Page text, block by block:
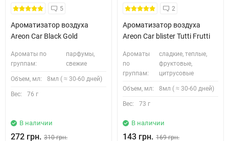
5
Ароматизатор воздуха
Areon Car Black Gold
Ароматы по
группам:
парфумы,
свежие
Объем, мл: 8мл ( ≈ 30-60 дней)
Вес: 76 г
В наличии
272 грн. 310 грн.
2
Ароматизатор воздуха
Areon Car blister Tutti Frutti
Ароматы
по
группам:
сладкие, теплые,
фруктовые,
цитрусовые
Объем, мл: 8мл ( ≈ 30-60 дней)
Вес: 73 г
В наличии
143 грн. 169 грн.